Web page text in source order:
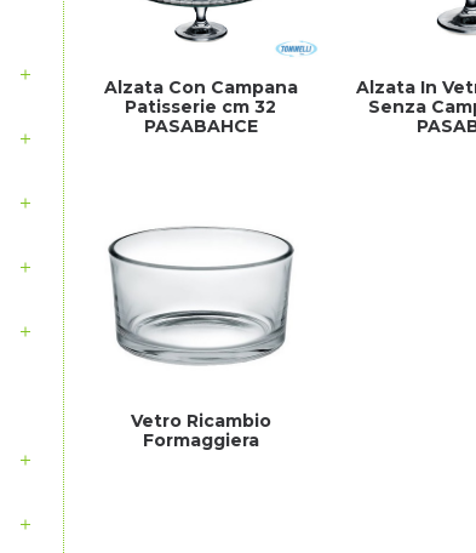
Alzata Con Campana
Patisserie cm 32
PASABAHCE
Alzata In
Senza
Vetro Ricambio
Formaggiera